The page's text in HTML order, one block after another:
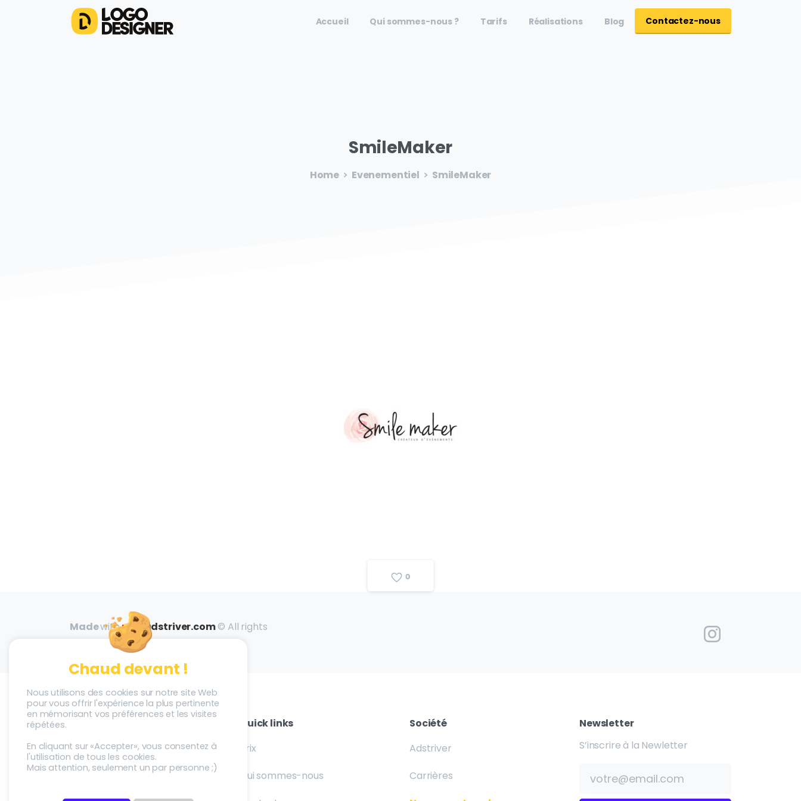
Accueil Qui sommes-nous ? Tarifs Réalisations Blog Contactez-nous
SmileMaker
Home Evenementiel SmileMaker
0
Madewith♥byadstriver.com© All rights
reserved
FAQ
Blog
Quick links
Prix
Qui sommes-nous
Société
Adstriver
Carrières
Newsletter
S’inscrire à la Newletter
Chaud devant !
Nous utilisons des cookies sur notre site Web
pour vous offrir l'expérience la plus pertinente
en mémorisant vos préférences et les visites
répétées.
En cliquant sur «Accepter», vous consentez à
l'utilisation de tous les cookies.
Mais attention, seulement un par personne ;)